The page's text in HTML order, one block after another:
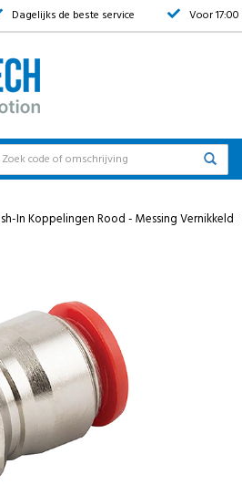
Dagelijks de beste service Voor
In Koppelingen Rood - Messing Vernikkeld